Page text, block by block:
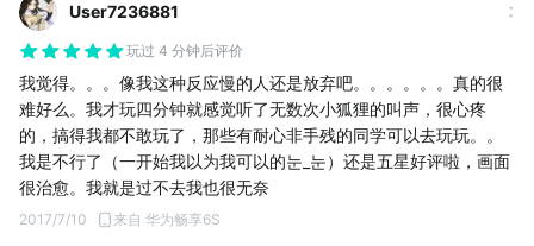
User7236881
玩过 4 分钟后评价
我觉得。。。像我这种反应慢的人还是放弃吧。。。。。。真的很
难好么。我才玩四分钟就感觉听了无数次小狐狸的叫声，很心疼
的，搞得我都不敢玩了，那些有耐心非手残的同学可以去玩玩。。
我是不行了（一开始我以为我可以的눈_눈）还是五星好评啦，画面
很治愈。我就是过不去我也很无奈
2017/7/10 来自 华为畅享6S